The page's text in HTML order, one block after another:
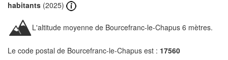
habitants (2025)
L'altitude moyenne de Bourcefranc-le-Chapus 6 mètres.
Le code postal de Bourcefranc-le-Chapus est : 17560